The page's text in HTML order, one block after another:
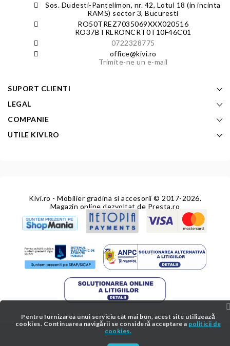
Sos. Dudesti-Pantelimon, nr. 42, Lotul 18 (in incinta
RAMS) sector 3, Bucuresti
RO50TREZ7035069XXX020516
RO37BTRLRONCRT0T10F46C01
0722328775
office@kivi.ro
Trimite-ne un e-mail
SUPORT CLIENTI
LEGAL
COMPANIE
UTILE KIVI.RO
Kivi.ro - Mobilier gradina si accesorii © 2017-2026.
Magazin online dezvoltat de Presta.ro
Pentru furnizarea unui serviciu cât mai bun, acest site utilizează
cookies. Continuarea navigării se consideră acceptare a politicii de
cookies.